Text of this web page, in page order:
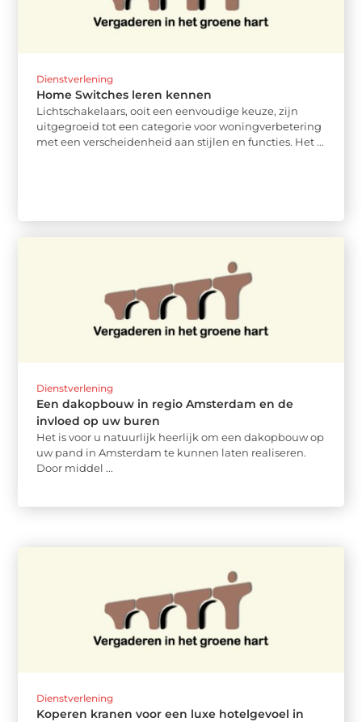
Dienstverlening
Home Switches leren kennen
Lichtschakelaars, ooit een eenvoudige keuze, zijn
uitgegroeid tot een categorie voor woningverbetering
met een verscheidenheid aan stijlen en functies. Het ...
Dienstverlening
Een dakopbouw in regio Amsterdam en de
invloed op uw buren
Het is voor u natuurlijk heerlijk om een dakopbouw op
uw pand in Amsterdam te kunnen laten realiseren.
Door middel ...
Dienstverlening
Koperen kranen voor een luxe hotelgevoel in